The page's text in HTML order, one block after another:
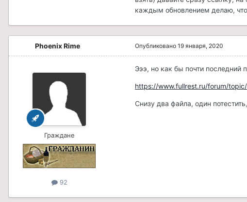
каждым обновлением делаю,
Phoenix Rime
Граждане
92
Опубликовано 19 января, 2020
Эээ, но как бы почти последний
https://www.fullrest.ru/forum/
Снизу два файла, один